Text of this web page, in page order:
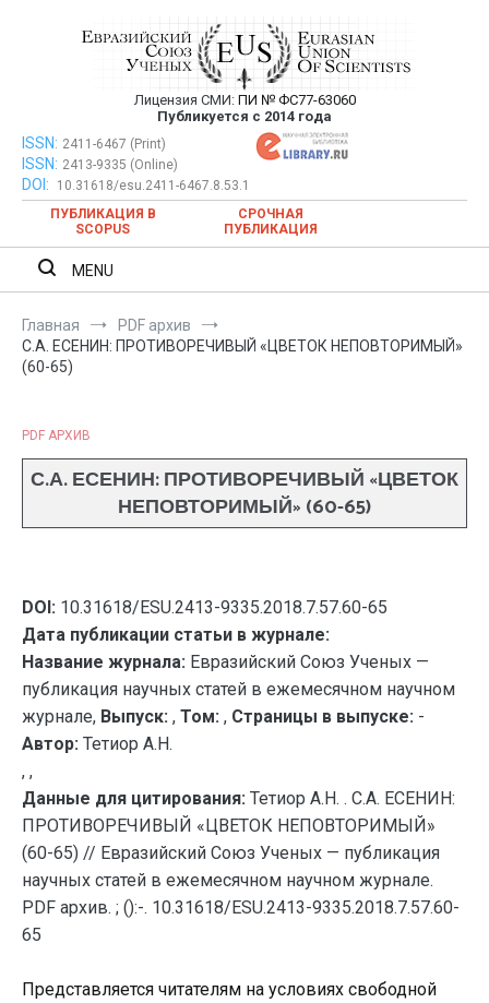
Евразийский Союз Ученых —
публикация научных статей в
ежемесячном научном журнале
Лицензия СМИ: ПИ № ФС77-63060
Публикуется с 2014 года
Евразийский Союз Ученых — публикация научных статей в
ежемесячном научном журнале
ISSN: 2411-6467 (Print)
ISSN: 2413-9335 (Online)
DOI:
10.31618/esu.2411-6467.8.53.1
ПУБЛИКАЦИЯ В
SCOPUS
СРОЧНАЯ
ПУБЛИКАЦИЯ
MENU
Главная
PDF архив
С.А. ЕСЕНИН: ПРОТИВОРЕЧИВЫЙ «ЦВЕТОК НЕПОВТОРИМЫЙ»
(60-65)
PDF АРХИВ
С.А. ЕСЕНИН: ПРОТИВОРЕЧИВЫЙ «ЦВЕТОК
НЕПОВТОРИМЫЙ» (60-65)
DOI: 10.31618/ESU.2413-9335.2018.7.57.60-65
Дата публикации статьи в журнале:
Название журнала: Евразийский Союз Ученых —
публикация научных статей в ежемесячном научном
журнале, Выпуск: , Том: , Страницы в выпуске: -
Автор: Тетиор А.Н.
, ,
Данные для цитирования: Тетиор А.Н. . С.А. ЕСЕНИН:
ПРОТИВОРЕЧИВЫЙ «ЦВЕТОК НЕПОВТОРИМЫЙ»
(60-65) // Евразийский Союз Ученых — публикация
научных статей в ежемесячном научном журнале.
PDF архив. ; ():-. 10.31618/ESU.2413-9335.2018.7.57.60-
65
Представляется читателям на условиях свободной